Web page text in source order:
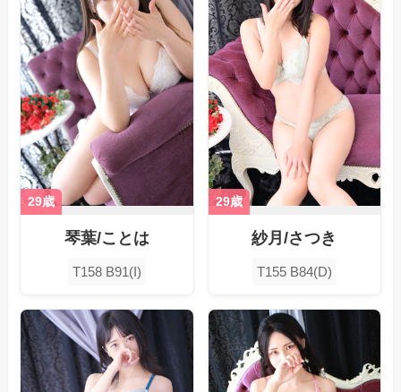
29歳
琴葉/ことは
T158 B91(I)
29歳
紗月/さつき
T155 B84(D)